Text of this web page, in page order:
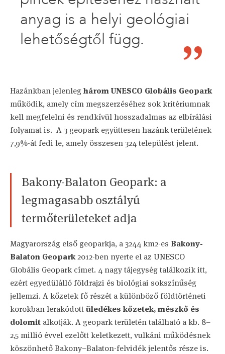
anyag is a helyi geológiai
lehetőségtől függ.
Hazánkban jelenleghárom UNESCO Globális Geopark
működik, amely cím megszerzéséhez sok kritériumnak
kell megfelelni és rendkívül hosszadalmas az elbírálási
folyamat is. A 3 geopark együttesen hazánk területének
7,9%-át fedi le, amely összesen 324 települést jelent.
Bakony-Balaton Geopark: a
legmagasabb osztályú
termőterületeket adja
Magyarország első geoparkja, a 3244 km2-es Bakony-
Balaton Geopark2012-ben nyerte el az UNESCO
Globális Geopark címet. 4 nagy tájegység találkozik itt,
ezért egyedülálló földrajzi és biológiai sokszínűség
jellemzi. A kőzetek fő részét a különböző földtörténeti
korokban lerakódottüledékes kőzetek, mészkő és
dolomit alkotják. A geopark területén található a kb. 8–
2,5 millió évvel ezelőtt keletkezett, vulkáni működésnek
köszönhető Bakony–Balaton-felvidék jelentős része is.